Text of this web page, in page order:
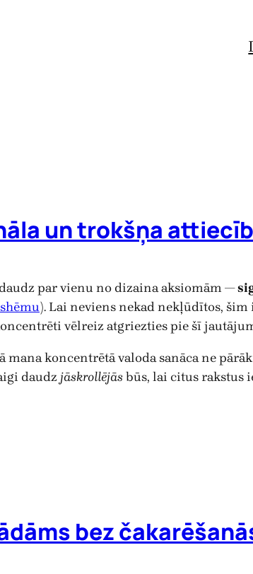
un trokšņa
par vienu no dizaina aksiomām —
). Lai neviens nekad nekļūdītos, šim
vēlreiz atgriezties pie šī
mana koncentrētā valoda sanāca ne
daudz jāskrollējāsbūs, lai citus rakstus
bez